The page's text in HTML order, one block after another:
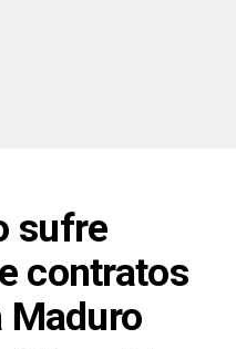
sufre
contratos
Maduro